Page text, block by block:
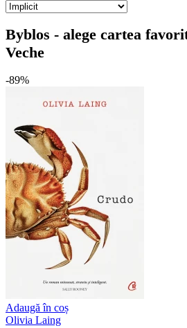
Byblos - alege cartea
Veche
-89%
Adaugă în coș
Olivia Laing